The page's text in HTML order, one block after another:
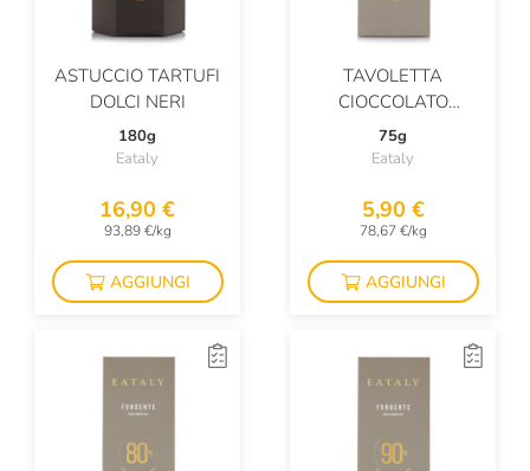
ASTUCCIO TARTUFI
DOLCI NERI
180g
Eataly
16,90 €
93,89 €/kg
AGGIUNGI
TAVOLETTA
CIOCCOLATO
FONDENTE 70%
75g
Eataly
5,90 €
78,67 €/kg
AGGIUNGI